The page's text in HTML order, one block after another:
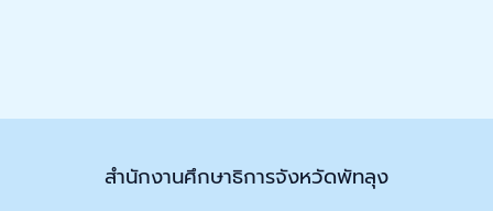
สำนักงานศึกษาธิการจังหวัดพัทลุง